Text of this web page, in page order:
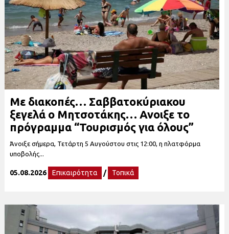
Με διακοπές… Σαββατοκύριακου
ξεγελά ο Μητσοτάκης… Ανοιξε το
πρόγραμμα “Τουρισμός για όλους”
Άνοιξε σήμερα, Τετάρτη 5 Αυγούστου στις 12:00, η πλατφόρμα
υποβολής...
05.08.2026 Επικαιρότητα / Τοπικά